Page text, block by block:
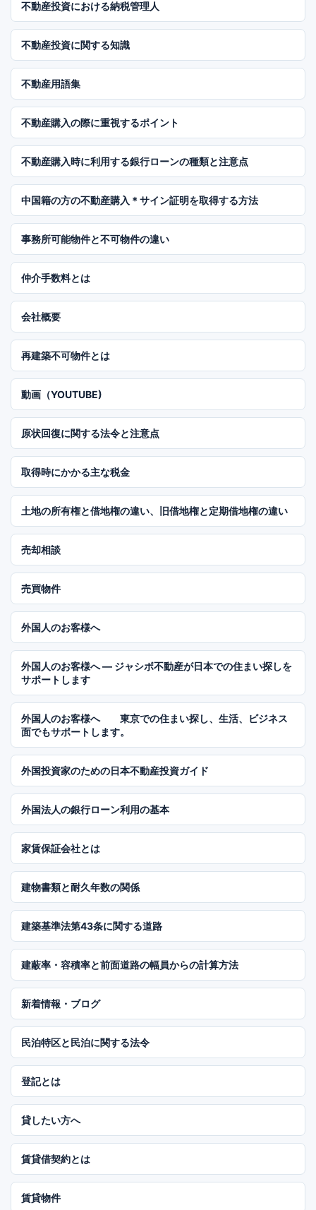
不動産投資における納税管理人
不動産投資に関する知識
不動産用語集
不動産購入の際に重視するポイント
不動産購入時に利用する銀行ローンの種類と注意点
中国籍の方の不動産購入＊サイン証明を取得する方法
事務所可能物件と不可物件の違い
仲介手数料とは
会社概要
再建築不可物件とは
動画（YOUTUBE)
原状回復に関する法令と注意点
取得時にかかる主な税金
土地の所有権と借地権の違い、旧借地権と定期借地権の違い
売却相談
売買物件
外国人のお客様へ
外国人のお客様へ ― ジャシボ不動産が日本での住まい探しを
サポートします
外国人のお客様へ 東京での住まい探し、生活、ビジネス
面でもサポートします。
外国投資家のための日本不動産投資ガイド
外国法人の銀行ローン利用の基本
家賃保証会社とは
建物書類と耐久年数の関係
建築基準法第43条に関する道路
建蔽率・容積率と前面道路の幅員からの計算方法
新着情報・ブログ
民泊特区と民泊に関する法令
登記とは
貸したい方へ
賃貸借契約とは
賃貸物件